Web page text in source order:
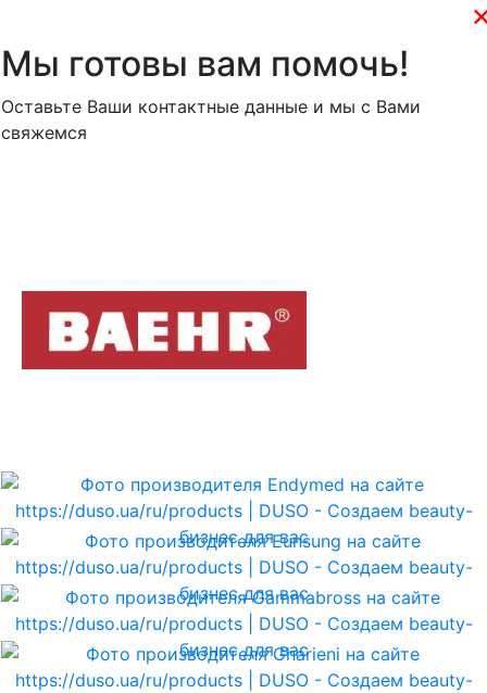
Мы готовы вам помочь!
Оставьте Ваши контактные данные и мы с Вами
свяжемся